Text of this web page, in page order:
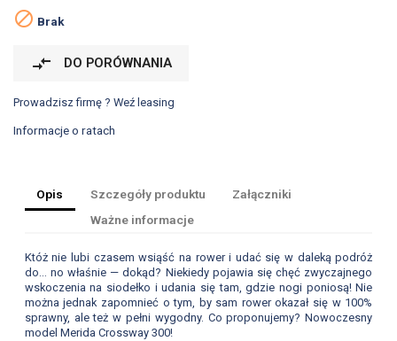
 Brak
compare_arrows DO PORÓWNANIA
Prowadzisz firmę ? Weź leasing
Informacje o ratach
Opis Szczegóły produktu
Załączniki
Ważne informacje
Któż nie lubi czasem wsiąść na rower i udać się w daleką podróż
do… no właśnie — dokąd? Niekiedy pojawia się chęć zwyczajnego
wskoczenia na siodełko i udania się tam, gdzie nogi poniosą! Nie
można jednak zapomnieć o tym, by sam rower okazał się w 100%
sprawny, ale też w pełni wygodny. Co proponujemy? Nowoczesny
model Merida Crossway 300!